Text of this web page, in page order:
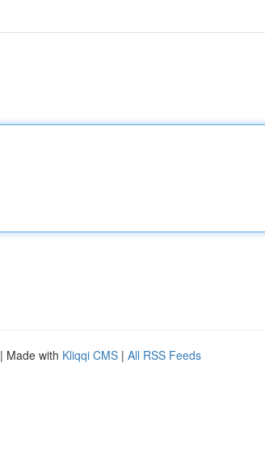
| Made with Kliqqi CMS | All RSS Feeds